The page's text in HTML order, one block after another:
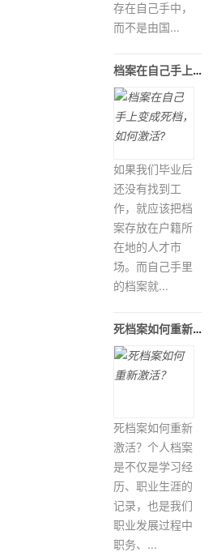
存在自己手中，
而不是由国...
档案在自己手上变成死档，如何激活?
如果我们毕业后
还没有找到工
作，就应该把档
案存放在户籍所
在地的人才市
场。而自己手里
的档案就...
死档案如何重新激活？
死档案如何重新
激活？个人档案
是不仅是学习经
历、职业生涯的
记录，也是我们
职业发展过程中
职务、...